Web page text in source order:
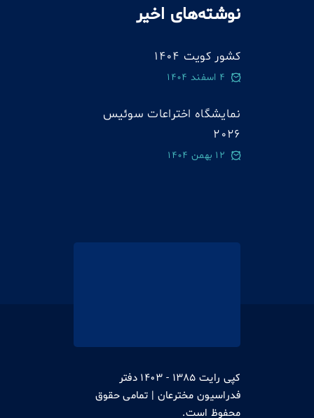
نوشته‌های اخیر
کشور کویت 1404
4 اسفند 1404
نمایشگاه اختراعات سوئيس
2026
12 بهمن 1404
کپی رایت 1385 - 1403 دفتر
فدراسیون مخترعان | تمامی حقوق
محفوظ است.